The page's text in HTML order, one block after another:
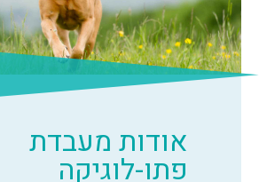
אודות מעבדת
פתו-לוגיקה